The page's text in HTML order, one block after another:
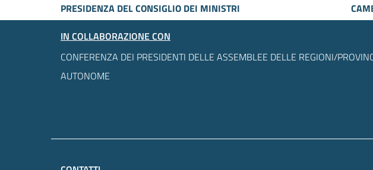
PRESIDENZA DEL CONSIGLIO DEI MINISTRI
IN COLLABORAZIONE CON
CONFERENZA DEI PRESIDENTI DELLE ASSEMBLEE DELLE REGIONI/
AUTONOME